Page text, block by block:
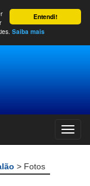
Entendi!
Saiba mais
> Fotos